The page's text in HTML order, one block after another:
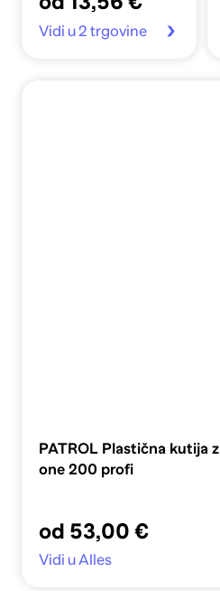
Vidi u 2 trgovine
PATROL Plastična kutija
one 200 profi
od 53,00 €
Vidi u Alles